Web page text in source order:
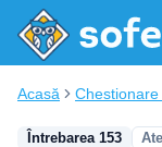
Acasă Chestionare
Întrebarea 153